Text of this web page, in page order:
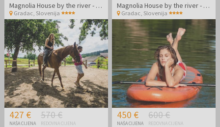
Magnolia House by the river - Ljetni odmor na rijeci Kupi - Mobilna kućica BB2
Gradac Slovenija
427 €
NAŠA CIJENA
570 €
REDOVNA CIJENA
Magnolia House by the river - Ljetni odmor na rijeci Kupi - Mobilna kućica BB4
Gradac Slovenija
450 €
NAŠA CIJENA
600 €
REDOVNA CIJENA